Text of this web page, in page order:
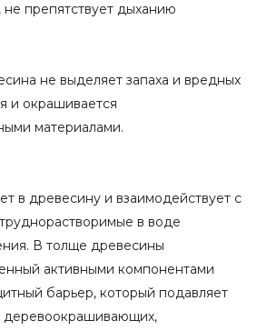
препятствует дыханию
не выделяет запаха и вредных
и окрашивается
материалами.
в древесину и взаимодействует с
в воде
В толще древесины
активными компонентами
барьер, который подавляет
деревоокрашивающих,